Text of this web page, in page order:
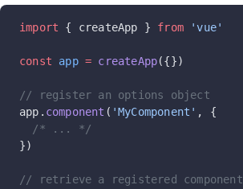
import { createApp } from 'vue'
const app = createApp({})
// register an options object
app. component ( 'MyComponent' , {
  /* ... */
})
// retrieve a registered component